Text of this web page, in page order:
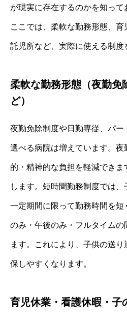
が現実に存在するのかを知って
ここでは、柔軟な勤務形態、
託児所など、実際に使える制度
柔軟な勤務形態（夜勤免
ど）
夜勤免除制度や日勤専従、パ
選べる病院は増えています。夜
的・精神的な負担を軽減でき
します。短時間勤務制度では
一定期間に限って勤務時間を
のみ・午後のみ・フルタイムの
ます。これにより、子供の送
保しやすくなります。
育児休業・看護休暇・子